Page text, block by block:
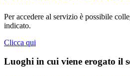
Per accedere al servizio è possibile
indicato.
Clicca qui
Luoghi in cui viene erogato il